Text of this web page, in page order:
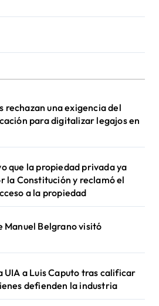
rechazan una exigencia del
para digitalizar legajos en
que la propiedad privada ya
la Constitución y reclamó el
a la propiedad
Manuel Belgrano visitó
UIA a Luis Caputo tras calificar
defienden la industria